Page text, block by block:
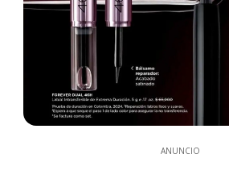
ANUNCIO